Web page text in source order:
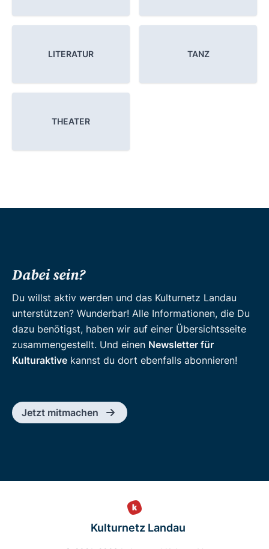
LITERATUR TANZ
THEATER
Dabei sein?
Du willst aktiv werden und das Kulturnetz Landau
unterstützen? Wunderbar! Alle Informationen, die Du
dazu benötigst, haben wir auf einer Übersichtsseite
zusammengestellt. Und einen Newsletter für
Kulturaktive kannst du dort ebenfalls abonnieren!
Jetzt mitmachen
Kulturnetz Landau